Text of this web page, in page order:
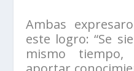
Ambas
este logro: “Se
mismo